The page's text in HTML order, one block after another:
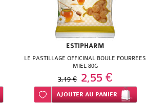
ESTIPHARM
LE PASTILLAGE OFFICINAL BOULE FOURREES
MIEL 80G
3,19 € 2,55 €
Ajouter à ma liste d’envie
AJOUTERAU PANIER